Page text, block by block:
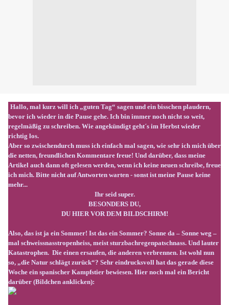
Hallo, mal kurz will ich „guten Tag“ sagen und ein bisschen plaudern,
bevor ich wieder in die Pause gehe. Ich bin immer noch nicht so weit,
regelmäßig zu schreiben. Wie angekündigt geht´s im Herbst wieder
richtig los.
Aber so zwischendurch muss ich einfach mal sagen, wie sehr ich mich über
die netten, freundlichen Kommentare freue! Und darüber, dass meine
Artikel auch dann oft gelesen werden, wenn ich keine neuen schreibe, freue
ich mich. Bitte nicht auf Antworten warten - sonst ist meine Pause keine
mehr...
Ihr seid super.
BESONDERS DU,
DU HIER VOR DEM BILDSCHIRM!
Also, das ist ja ein Sommer! Ist das ein Sommer? Sonne da – Sonne weg –
mal schweissnasstropenheiss, meist sturzbachregenpatschnass. Und lauter
Katastrophen. Die einen ersaufen, die anderen verbrennen. Ist wohl nun
so, „die Natur schlägt zurück“? Sehr eindrucksvoll hat das gerade diese
Woche ein spanischer Kampfstier bewiesen. Hier noch mal ein Bericht
darüber (Bildchen anklicken):